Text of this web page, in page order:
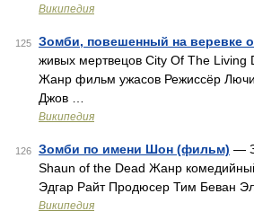
Википедия
125 Зомби, повешенный на веревке
живых мертвецов City Of The Living
Жанр фильм ужасов Режиссёр
Джов …
Википедия
126 Зомби по имени Шон (фильм) —
Shaun of the Dead Жанр
Эдгар Райт Продюсер Тим Беван
Википедия